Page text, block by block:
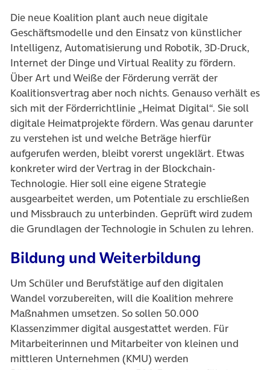
Die neue Koalition plant auch neue digitale
Geschäftsmodelle und den Einsatz von künstlicher
Intelligenz, Automatisierung und Robotik, 3D-Druck,
Internet der Dinge und Virtual Reality zu fördern.
Über Art und Weiße der Förderung verrät der
Koalitionsvertrag aber noch nichts. Genauso verhält es
sich mit der Förderrichtlinie „Heimat Digital“. Sie soll
digitale Heimatprojekte fördern. Was genau darunter
zu verstehen ist und welche Beträge hierfür
aufgerufen werden, bleibt vorerst ungeklärt. Etwas
konkreter wird der Vertrag in der Blockchain-
Technologie. Hier soll eine eigene Strategie
ausgearbeitet werden, um Potentiale zu erschließen
und Missbrauch zu unterbinden. Geprüft wird zudem
die Grundlagen der Technologie in Schulen zu lehren.
Bildung und Weiterbildung
Um Schüler und Berufstätige auf den digitalen
Wandel vorzubereiten, will die Koalition mehrere
Maßnahmen umsetzen. So sollen 50.000
Klassenzimmer digital ausgestattet werden. Für
Mitarbeiterinnen und Mitarbeiter von kleinen und
mittleren Unternehmen (KMU) werden